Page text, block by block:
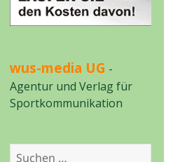
wus-media UG -
Agentur und Verlag für
Sportkommunikation
Suchen